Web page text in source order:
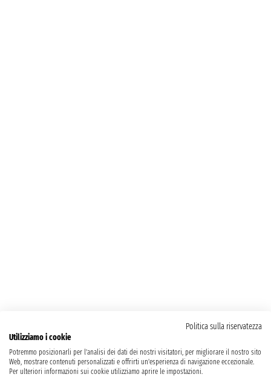
Politica sulla riservatezza
Utilizziamo i cookie
Potremmo posizionarli per l'analisi dei dati dei nostri visitatori, per migliorare il nostro sito
Web, mostrare contenuti personalizzati e offrirti un'esperienza di navigazione eccezionale.
Per ulteriori informazioni sui cookie utilizziamo aprire le impostazioni.